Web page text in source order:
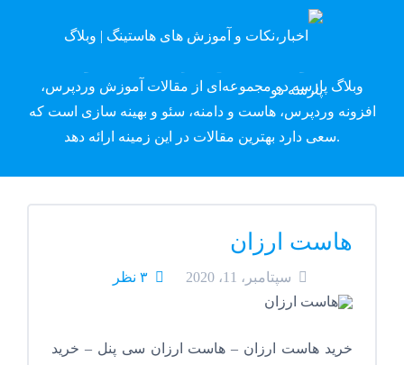
وبلاگ پارسه دِو
وبلاگ پارسه دو مجموعه‌ای از مقالات آموزش وردپرس،
افزونه وردپرس، هاست و دامنه، سئو و بهینه سازی است که
سعی دارد بهترین مقالات در این زمینه ارائه دهد.
هاست ارزان
سپتامبر، 11، 2020 ۳ نظر
خرید هاست ارزان – هاست ارزان سی پنل – خرید